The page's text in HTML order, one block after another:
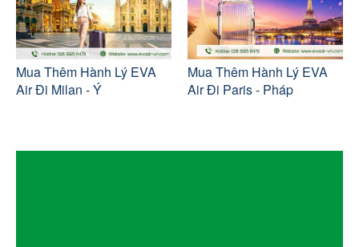
Mua Thêm Hành Lý EVA
Air Đi Milan - Ý
Mua Thêm Hành Lý EVA
Air Đi Paris - Pháp